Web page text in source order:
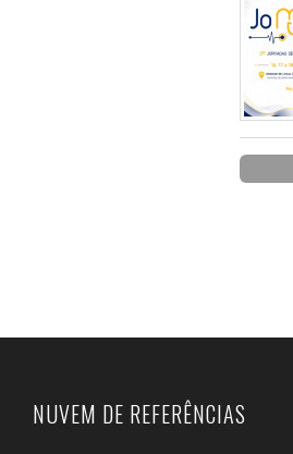
NUVEM DE REFERÊNCIAS